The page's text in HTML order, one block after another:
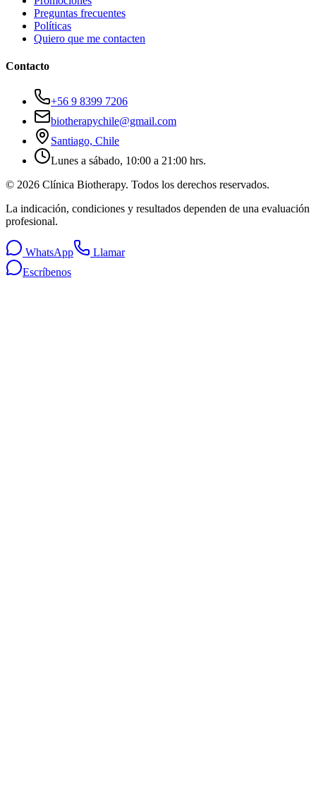
Preguntas frecuentes
Políticas
Quiero que me contacten
Contacto
+56 9 8399 7206
biotherapychile@gmail.com
Santiago, Chile
Lunes a sábado, 10:00 a 21:00 hrs.
© 2026 Clínica Biotherapy. Todos los derechos reservados.
La indicación, condiciones y resultados dependen de una evaluación
profesional.
WhatsApp
Llamar
Escríbenos